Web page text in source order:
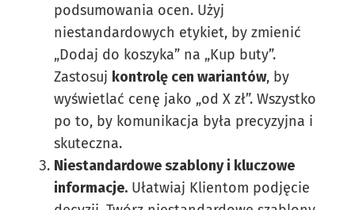
podsumowania ocen. Użyj
niestandardowych etykiet, by zmienić
„Dodaj do koszyka” na „Kup buty”.
Zastosuj kontrolę cen wariantów, by
wyświetlać cenę jako „od X zł”. Wszystko
po to, by komunikacja była precyzyjna i
skuteczna.
Niestandardowe szablony i kluczowe
informacje. Ułatwiaj Klientom podjęcie